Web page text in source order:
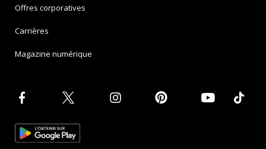
Offres corporatives
Carrières
Magazine numérique